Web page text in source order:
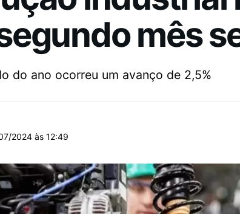
mês
do ano ocorreu um avanço de 2,5%
2024 às 12:49